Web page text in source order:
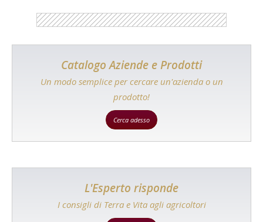
Catalogo Aziende e Prodotti
Un modo semplice per cercare un'azienda o un
prodotto!
Cerca adesso
L'Esperto risponde
I consigli di Terra e Vita agli agricoltori